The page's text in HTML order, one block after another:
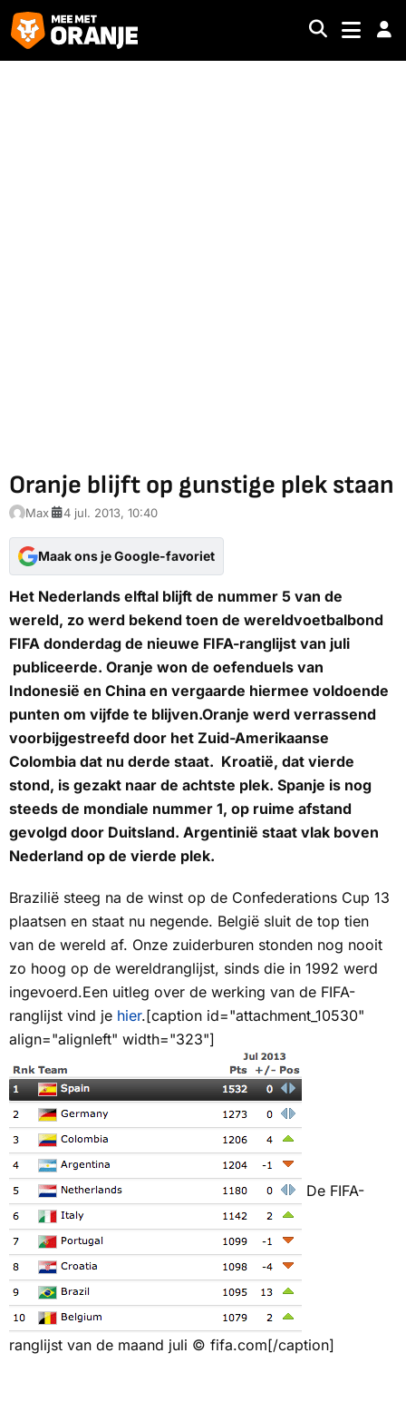
Oranje blijft op gunstige plek staan
Max 4 jul. 2013, 10:40
Maak ons je Google-favoriet
Het Nederlands elftal blijft de nummer 5 van de
wereld, zo werd bekend toen de wereldvoetbalbond
FIFA donderdag de nieuwe FIFA-ranglijst van juli
publiceerde. Oranje won de oefenduels van
Indonesië en China en vergaarde hiermee voldoende
punten om vijfde te blijven.Oranje werd verrassend
voorbijgestreefd door het Zuid-Amerikaanse
Colombia dat nu derde staat. Kroatië, dat vierde
stond, is gezakt naar de achtste plek. Spanje is nog
steeds de mondiale nummer 1, op ruime afstand
gevolgd door Duitsland. Argentinië staat vlak boven
Nederland op de vierde plek.
Brazilië steeg na de winst op de Confederations Cup 13
plaatsen en staat nu negende. België sluit de top tien
van de wereld af. Onze zuiderburen stonden nog nooit
zo hoog op de wereldranglijst, sinds die in 1992 werd
ingevoerd.Een uitleg over de werking van de FIFA-
ranglijst vind je hier.[caption id="attachment_10530"
align="alignleft" width="323"]
De FIFA-
ranglijst van de maand juli © fifa.com[/caption]